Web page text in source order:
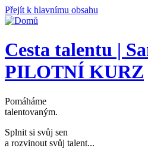
Přejít k hlavnímu obsahu
Cesta talentu |
PILOTNÍ KURZ
Pomáháme
talentovaným.
Splnit si svůj sen
a rozvinout svůj talent...